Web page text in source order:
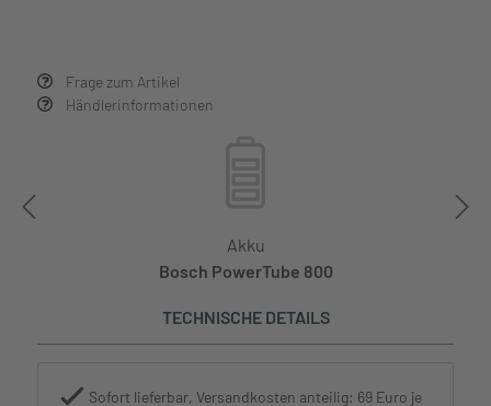
Frage zum Artikel
Händlerinformationen
Akku
Bosch PowerTube 800
TECHNISCHE DETAILS
Sofort lieferbar, Versandkosten anteilig: 69 Euro je